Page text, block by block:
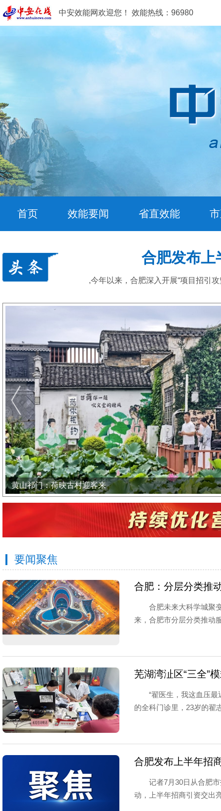
中安效能网欢迎您！ 效能热线：96980
首页 效能要闻 省直效能
合肥发布上
,今年以来，合肥深入开展“项目招引
黄山祁门：荷映古村迎客来
要闻聚焦
合肥：分层分类推
合肥未来大科学城聚
来，合肥市分层分类推动
芜湖湾沚区“三全”
“翟医生，我这血压
的全科门诊里，23岁的翟
合肥发布上半年招
记者7月30日从合肥
动，上半年招商引资交出